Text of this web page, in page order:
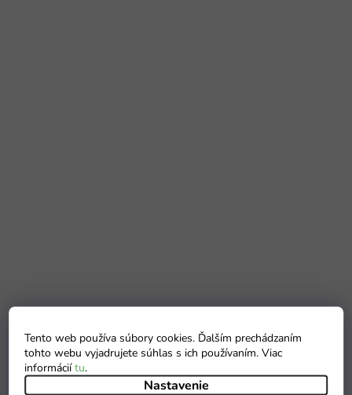
Tento web používa súbory cookies. Ďalším prechádzaním
tohto webu vyjadrujete súhlas s ich používaním. Viac
informáciítu.
Nastavenie